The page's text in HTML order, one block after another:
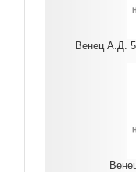
Венец А.Д.